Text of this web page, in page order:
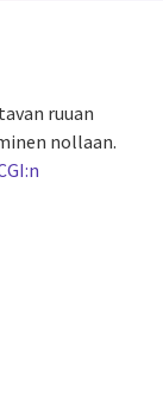
ruuan
nollaan.
Print